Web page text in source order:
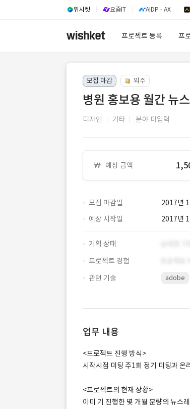
위시켓 요즘IT AIDP - AX
프로젝트 등록 프
모집 마감 외주
병원 홍보용 월간 뉴
디자인 기타 분야 미입력
예상 금액
모집 마감일 2017년
예상 시작일 2017년
기획 상태
프로젝트 경험
관련 기술
adobe
업무 내용
<프로젝트 진행 방식>
시작시점 미팅 주1회 정기 미팅과 온
<프로젝트의 현재 상황>
이미 기 진행한 몇 개월 분량의 뉴스